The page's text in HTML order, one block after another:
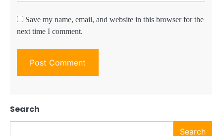
Save my name, email, and website in this browser for the
next time I comment.
Search
Search